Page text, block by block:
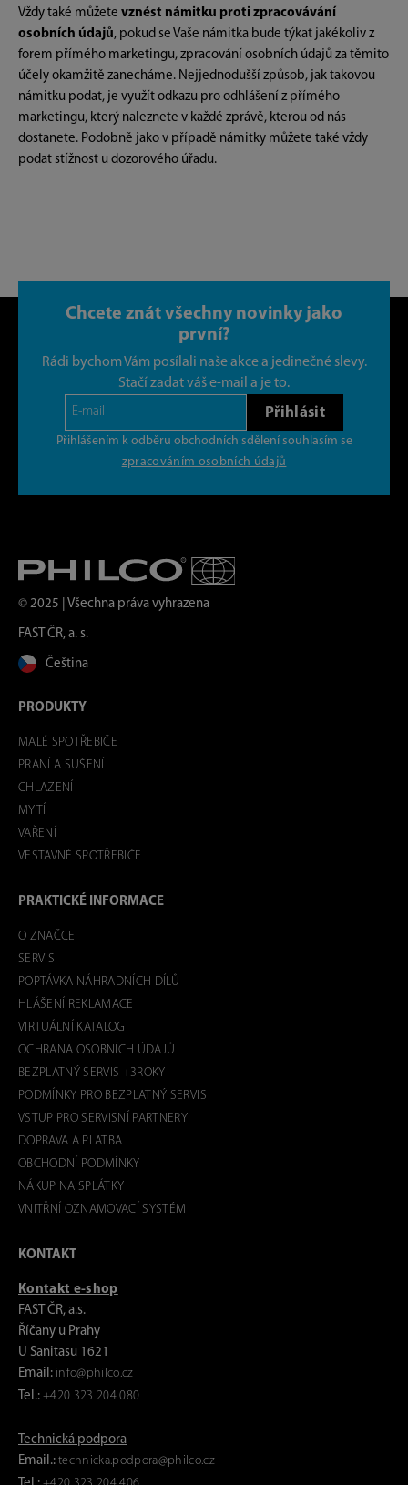
Vždy také můžete vznést námitku proti zpracovávání
osobních údajů, pokud se Vaše námitka bude týkat jakékoliv z
forem přímého marketingu, zpracování osobních údajů za těmito
účely okamžitě zanecháme. Nejjednodušší způsob, jak takovou
námitku podat, je využít odkazu pro odhlášení z přímého
marketingu, který naleznete v každé zprávě, kterou od nás
dostanete. Podobně jako v případě námitky můžete také vždy
podat stížnost u dozorového úřadu.
Chcete znát všechny novinky jako
první?
Rádi bychom Vám posílali naše akce a jedinečné slevy.
Stačí zadat váš e-mail a je to.
Přihlásit
Přihlášením k odběru obchodních sdělení souhlasím se
zpracováním osobních údajů
© 2025 | Všechna práva vyhrazena
FAST ČR, a. s.
Čeština
PRODUKTY
MALÉ SPOTŘEBIČE
PRANÍ A SUŠENÍ
CHLAZENÍ
MYTÍ
VAŘENÍ
VESTAVNÉ SPOTŘEBIČE
PRAKTICKÉ INFORMACE
O ZNAČCE
SERVIS
POPTÁVKA NÁHRADNÍCH DÍLŮ
HLÁŠENÍ REKLAMACE
VIRTUÁLNÍ KATALOG
OCHRANA OSOBNÍCH ÚDAJŮ
BEZPLATNÝ SERVIS +3ROKY
PODMÍNKY PRO BEZPLATNÝ SERVIS
VSTUP PRO SERVISNÍ PARTNERY
DOPRAVA A PLATBA
OBCHODNÍ PODMÍNKY
NÁKUP NA SPLÁTKY
VNITŘNÍ OZNAMOVACÍ SYSTÉM
KONTAKT
Kontakt e-shop
FAST ČR, a.s.
Říčany u Prahy
U Sanitasu 1621
Email: info@philco.cz
Tel.: +420 323 204 080
Technická podpora
Email.: technicka.podpora@philco.cz